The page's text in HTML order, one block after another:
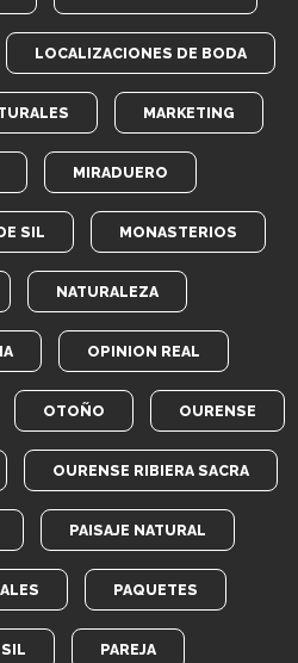
LOCALIZACIONES DE BODA
MARKETING
MIRADUERO
SIL MONASTERIOS
NATURALEZA
OPINION REAL
OTOÑO OURENSE
OURENSE RIBIERA SACRA
PAISAJE NATURAL
PAQUETES
PAREJA